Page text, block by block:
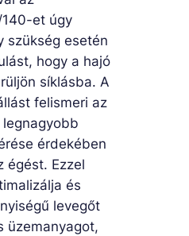
140-et úgy
szükség esetén
hogy a hajó
síklásba. A
felismeri az
legnagyobb
érdekében
égést. Ezzel
és
levegőt
üzemanyagot,